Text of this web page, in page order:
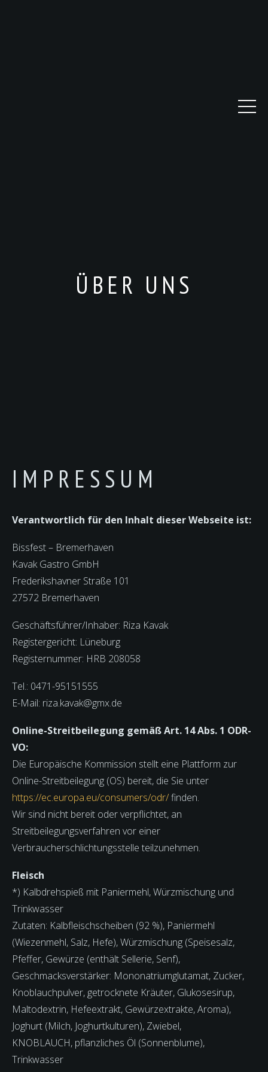
ÜBER UNS
IMPRESSUM
Verantwortlich für den Inhalt dieser Webseite ist:
Bissfest – Bremerhaven
Kavak Gastro GmbH
Frederikshavner Straße 101
27572 Bremerhaven
Geschäftsführer/Inhaber: Riza Kavak
Registergericht: Lüneburg
Registernummer: HRB 208058
Tel.: 0471-95151555
E-Mail: riza.kavak@gmx.de
Online-Streitbeilegung gemäß Art. 14 Abs. 1 ODR-
VO:
Die Europäische Kommission stellt eine Plattform zur
Online-Streitbeilegung (OS) bereit, die Sie unter
https://ec.europa.eu/consumers/odr/finden.
Wir sind nicht bereit oder verpflichtet, an
Streitbeilegungsverfahren vor einer
Verbraucherschlichtungsstelle teilzunehmen.
Fleisch
*) Kalbdrehspieß mit Paniermehl, Würzmischung und
Trinkwasser
Zutaten: Kalbfleischscheiben (92 %), Paniermehl
(Wiezenmehl, Salz, Hefe), Würzmischung (Speisesalz,
Pfeffer, Gewürze (enthält Sellerie, Senf),
Geschmacksverstärker: Mononatriumglutamat, Zucker,
Knoblauchpulver, getrocknete Kräuter, Glukosesirup,
Maltodextrin, Hefeextrakt, Gewürzextrakte, Aroma),
Joghurt (Milch, Joghurtkulturen), Zwiebel,
KNOBLAUCH, pflanzliches Öl (Sonnenblume),
Trinkwasser